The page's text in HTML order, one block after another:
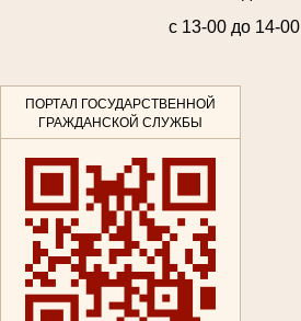
с 13-00 до 14-00
ПОРТАЛ ГОСУДАРСТВЕННОЙ
ГРАЖДАНСКОЙ СЛУЖБЫ